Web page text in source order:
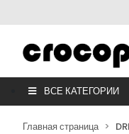
ВСЕ КАТЕГОРИИ
Главная страница